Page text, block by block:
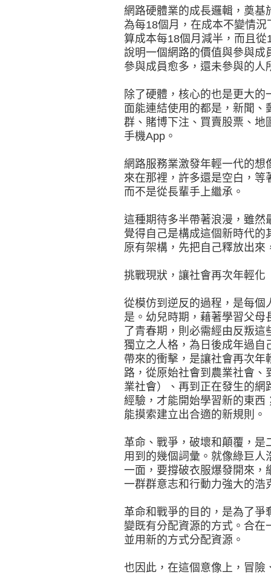
網路硬體業的成長邏輯，奠基
為每18個月，在成本不變情
算成本每18個月減半，而且
說明一個網路的價值與參與成
參與成員愈多，還未參與的人
除了硬體，核心的也是更大
面能連結使用的都是，新聞
群、賭博下注、買賣股票、
手機App。
網路服務業激發年輕一代的想
來在那裡，許多還是空白，
而不是從長輩手上繼承。
這種期待多半帶著浪漫，雖然
覺得自己是構成這個新時代
原有架構，先把自己釋放出來
挑戰現狀，讓社會再次年輕化
從模仿到逆反的過程，是每個
是。幼兒時期，藉著學習父
了青春期，則必需經由反叛
獨立之人格，為日後成年過自
帶來的衝擊，是讓社會再次
路，從原始社會到農業社會、
業社會）、再到正在發生的
經驗，才能開始學習新的東西
能摸索建立出合適的新規則。
革命、戰爭，破壞和顛覆，
用到的幾個詞彙。就像綠巨
一面，要撐破衣服爆發開來，
一群群意志和行動力強大的浩
革命和戰爭的目的，是為了
變既有分配資源的方式。合
並用新的方式分配資源。
也因此，在這個意像上，冒險